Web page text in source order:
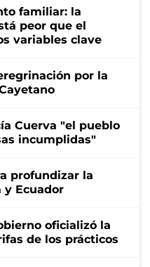
familiar: la
peor que el
variables clave
por la
Cuerva "el pueblo
incumplidas"
profundizar la
y Ecuador
oficializó la
de los prácticos